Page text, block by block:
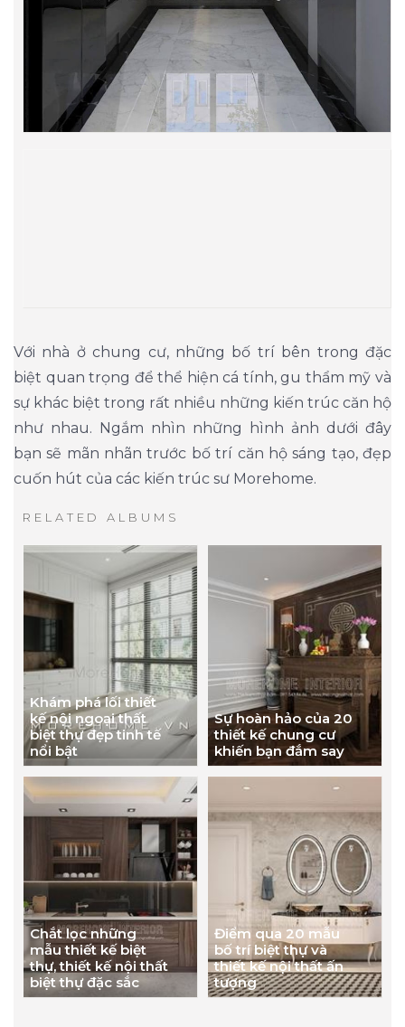
Với nhà ở chung cư, những bố trí bên trong đặc
biệt quan trọng để thể hiện cá tính, gu thẩm mỹ và
sự khác biệt trong rất nhiều những kiến trúc căn hộ
như nhau. Ngắm nhìn những hình ảnh dưới đây
bạn sẽ mãn nhãn trước bố trí căn hộ sáng tạo, đẹp
cuốn hút của các kiến trúc sư Morehome.
RELATED ALBUMS
Khám phá lối thiết
kế nội ngoại thất
biệt thự đẹp tinh tế
nổi bật
Sự hoàn hảo của 20
thiết kế chung cư
khiến bạn đắm say
Chắt lọc những
mẫu thiết kế biệt
thự, thiết kế nội thất
biệt thự đặc sắc
Điểm qua 20 mẫu
bố trí biệt thự và
thiết kế nội thất ấn
tượng